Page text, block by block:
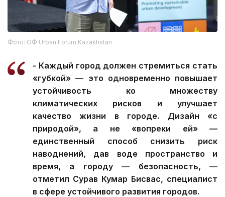
Фото: ОФ Urban Forum Kazakhstan
- Каждый город должен стремиться стать
«губкой» — это одновременно повышает
устойчивость ко множеству
климатических рисков и улучшает
качество жизни в городе. Дизайн «с
природой», а не «вопреки ей» —
единственный способ снизить риск
наводнений, дав воде пространство и
время, а городу — безопасность, —
отметил Сурав Кумар Бисвас, специалист
в сфере устойчивого развития городов.